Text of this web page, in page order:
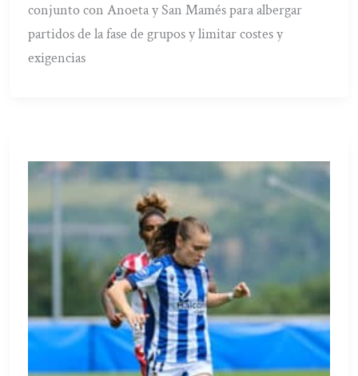
conjunto con Anoeta y San Mamés para albergar
partidos de la fase de grupos y limitar costes y
exigencias